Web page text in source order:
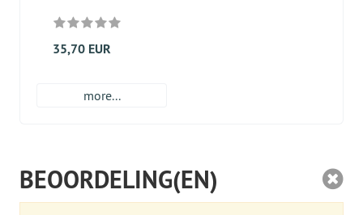
35,70 EUR
more...
BEOORDELING(EN)